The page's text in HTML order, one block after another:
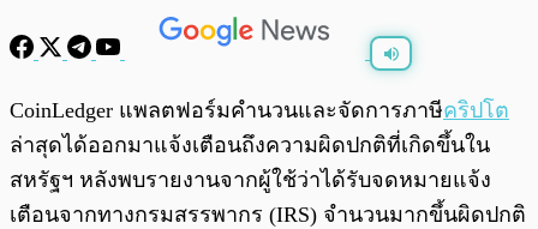
0:00/ 0:00
CoinLedger แพลตฟอร์มคำนวนและจัดการภาษีคริปโต
ล่าสุดได้ออกมาแจ้งเตือนถึงความผิดปกติที่เกิดขึ้นใน
สหรัฐฯ หลังพบรายงานจากผู้ใช้ว่าได้รับจดหมายแจ้ง
เตือนจากทางกรมสรรพากร (IRS) จำนวนมากขึ้นผิดปกติ